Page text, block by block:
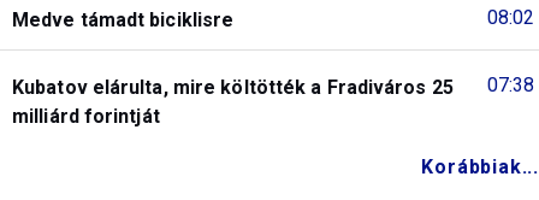
08:02
Medve támadt biciklisre
07:38
Kubatov elárulta, mire költötték a Fradiváros 25
milliárd forintját
Korábbiak...